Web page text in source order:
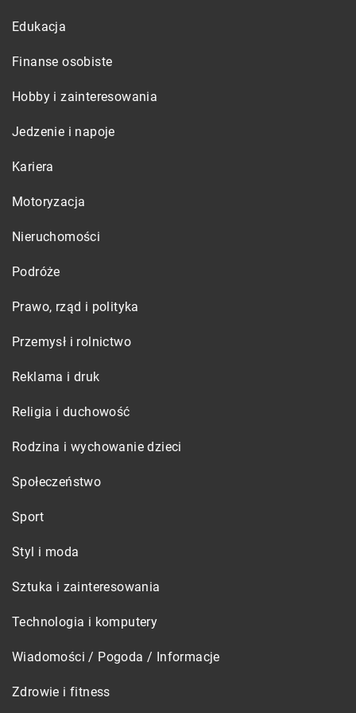
Edukacja
Finanse osobiste
Hobby i zainteresowania
Jedzenie i napoje
Kariera
Motoryzacja
Nieruchomości
Podróże
Prawo, rząd i polityka
Przemysł i rolnictwo
Reklama i druk
Religia i duchowość
Rodzina i wychowanie dzieci
Społeczeństwo
Sport
Styl i moda
Sztuka i zainteresowania
Technologia i komputery
Wiadomości / Pogoda / Informacje
Zdrowie i fitness